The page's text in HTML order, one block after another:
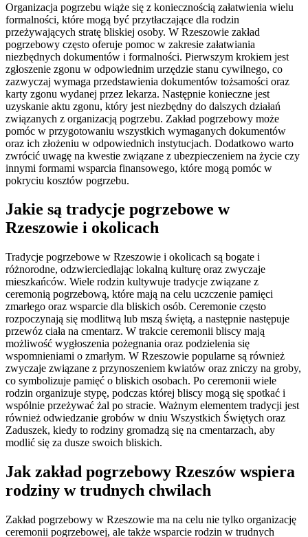
Organizacja pogrzebu wiąże się z koniecznością załatwienia wielu
formalności, które mogą być przytłaczające dla rodzin
przeżywających stratę bliskiej osoby. W Rzeszowie zakład
pogrzebowy często oferuje pomoc w zakresie załatwiania
niezbędnych dokumentów i formalności. Pierwszym krokiem jest
zgłoszenie zgonu w odpowiednim urzędzie stanu cywilnego, co
zazwyczaj wymaga przedstawienia dokumentów tożsamości oraz
karty zgonu wydanej przez lekarza. Następnie konieczne jest
uzyskanie aktu zgonu, który jest niezbędny do dalszych działań
związanych z organizacją pogrzebu. Zakład pogrzebowy może
pomóc w przygotowaniu wszystkich wymaganych dokumentów
oraz ich złożeniu w odpowiednich instytucjach. Dodatkowo warto
zwrócić uwagę na kwestie związane z ubezpieczeniem na życie czy
innymi formami wsparcia finansowego, które mogą pomóc w
pokryciu kosztów pogrzebu.
Jakie są tradycje pogrzebowe w
Rzeszowie i okolicach
Tradycje pogrzebowe w Rzeszowie i okolicach są bogate i
różnorodne, odzwierciedlając lokalną kulturę oraz zwyczaje
mieszkańców. Wiele rodzin kultywuje tradycje związane z
ceremonią pogrzebową, które mają na celu uczczenie pamięci
zmarłego oraz wsparcie dla bliskich osób. Ceremonie często
rozpoczynają się modlitwą lub mszą świętą, a następnie następuje
przewóz ciała na cmentarz. W trakcie ceremonii bliscy mają
możliwość wygłoszenia pożegnania oraz podzielenia się
wspomnieniami o zmarłym. W Rzeszowie popularne są również
zwyczaje związane z przynoszeniem kwiatów oraz zniczy na groby,
co symbolizuje pamięć o bliskich osobach. Po ceremonii wiele
rodzin organizuje stypę, podczas której bliscy mogą się spotkać i
wspólnie przeżywać żal po stracie. Ważnym elementem tradycji jest
również odwiedzanie grobów w dniu Wszystkich Świętych oraz
Zaduszek, kiedy to rodziny gromadzą się na cmentarzach, aby
modlić się za dusze swoich bliskich.
Jak zakład pogrzebowy Rzeszów wspiera
rodziny w trudnych chwilach
Zakład pogrzebowy w Rzeszowie ma na celu nie tylko organizację
ceremonii pogrzebowej, ale także wsparcie rodzin w trudnych